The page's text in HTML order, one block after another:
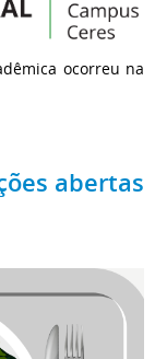
ocorreu na
abertas